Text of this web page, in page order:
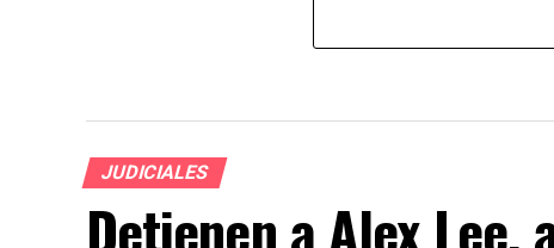
JUDICIALES
Detienen a Alex Lee,